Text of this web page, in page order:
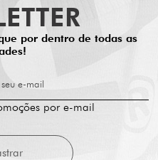
por dentro de todas as
e-mail
por e-mail